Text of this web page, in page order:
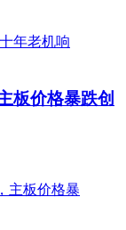
板价格暴跌创